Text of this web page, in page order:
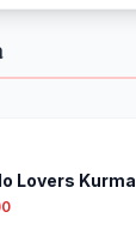
Lovers Kurma